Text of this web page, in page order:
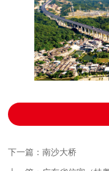
下一篇：南沙大桥